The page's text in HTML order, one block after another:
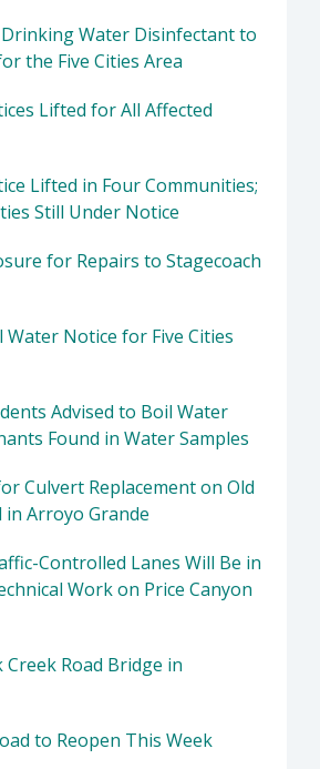
Water Disinfectant to
the Five Cities Area
Lifted for All Affected
Lifted in Four Communities;
Still Under Notice
for Repairs to Stagecoach
Water Notice for Five Cities
Advised to Boil Water
Found in Water Samples
Culvert Replacement on Old
in Arroyo Grande
Controlled Lanes Will Be in
Work on Price Canyon
Creek Road Bridge in
to Reopen This Week